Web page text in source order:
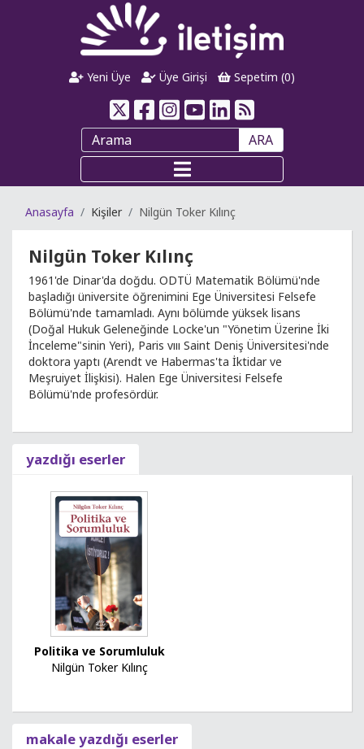
Yeni Üye Üye Girişi Sepetim (0)
ARA
Anasayfa Kişiler Nilgün Toker Kılınç
Nilgün Toker Kılınç
1961'de Dinar'da doğdu. ODTÜ Matematik Bölümü'nde
başladığı üniversite öğrenimini Ege Üniversitesi Felsefe
Bölümü'nde tamamladı. Aynı bölümde yüksek lisans
(Doğal Hukuk Geleneğinde Locke'un "Yönetim Üzerine İki
İnceleme"sinin Yeri), Paris vııı Saint Deniş Üniversitesi'nde
doktora yaptı (Arendt ve Habermas'ta İktidar ve
Meşruiyet İlişkisi). Halen Ege Üniversitesi Felsefe
Bölümü'nde profesördür.
yazdığı eserler
Politika ve Sorumluluk
Nilgün Toker Kılınç
makale yazdığı eserler